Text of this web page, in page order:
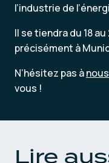
l’industrie de
Il se tiendra du 18
précisément à
N’hésitez pas à
vous !
Lire